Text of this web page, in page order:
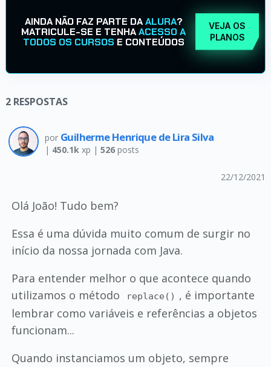
AINDA NÃO FAZ PARTE DAALURA?
MATRICULE-SE E TENHAACESSO A
TODOS OS CURSOS E CONTEÚDOS
VEJA OS
PLANOS
2 RESPOSTAS
por Guilherme Henrique de Lira Silva
| 450.1kxp | 526posts
22/12/2021
Olá João! Tudo bem?
Essa é uma dúvida muito comum de surgir no
início da nossa jornada com Java.
Para entender melhor o que acontece quando
utilizamos o método
replace() , é importante
lembrar como variáveis e referências a objetos
funcionam...
Quando instanciamos um objeto, sempre